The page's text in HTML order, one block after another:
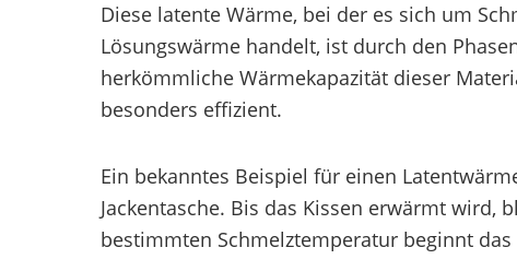
Diese latente Wärme, bei der es sich um
Lösungswärme handelt, ist durch den
herkömmliche Wärmekapazität dieser
besonders effizient.
Ein bekanntes Beispiel für einen
Jackentasche. Bis das Kissen erwärmt wird,
bestimmten Schmelztemperatur beginnt